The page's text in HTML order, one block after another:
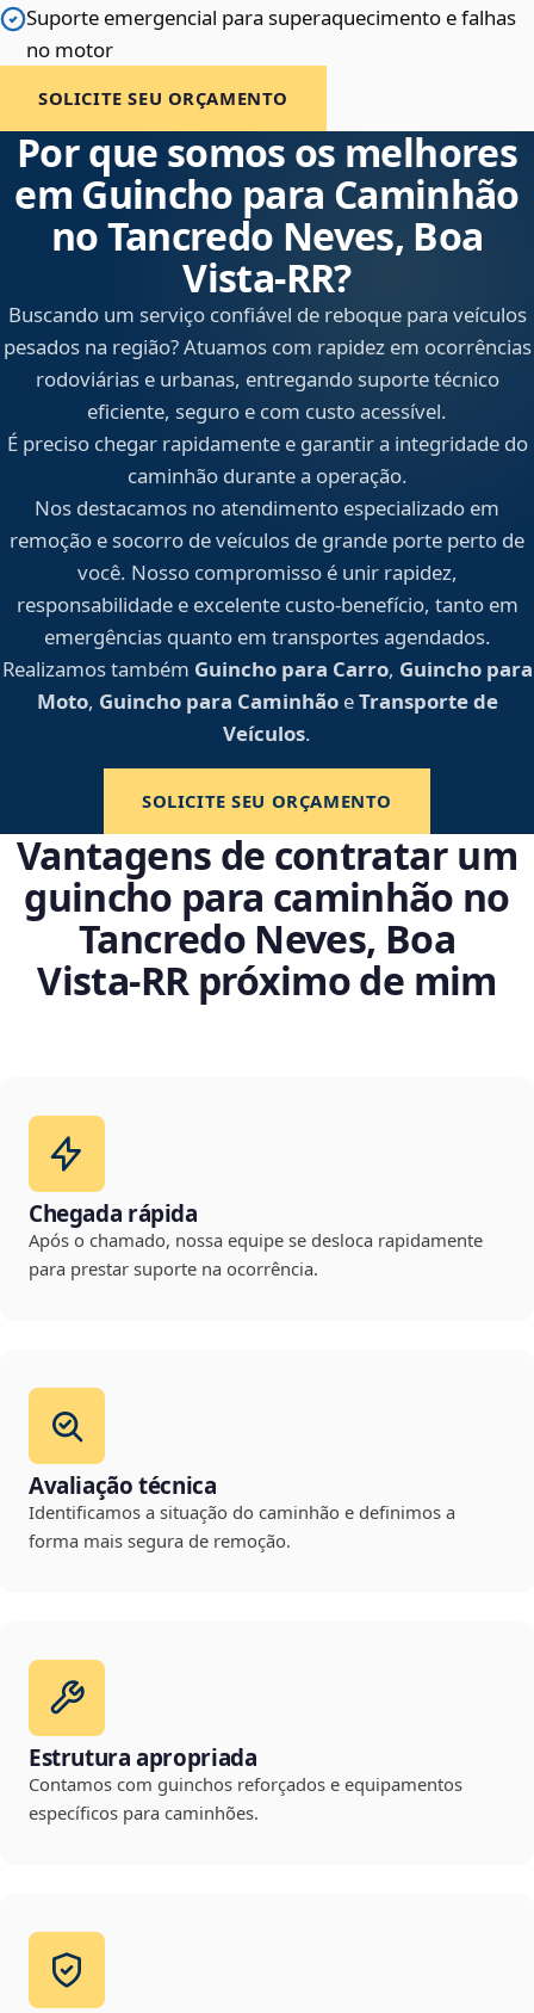
Suporte emergencial para superaquecimento e falhas
no motor
SOLICITE SEU ORÇAMENTO
Por que somos os melhores
em Guincho para Caminhão
no Tancredo Neves, Boa
Vista‑RR?
Buscando um serviço confiável de reboque para veículos
pesados na região? Atuamos com rapidez em ocorrências
rodoviárias e urbanas, entregando suporte técnico
eficiente, seguro e com custo acessível.
É preciso chegar rapidamente e garantir a integridade do
caminhão durante a operação.
Nos destacamos no atendimento especializado em
remoção e socorro de veículos de grande porte perto de
você. Nosso compromisso é unir rapidez,
responsabilidade e excelente custo-benefício, tanto em
emergências quanto em transportes agendados.
Realizamos também Guincho para Carro, Guincho para
Moto, Guincho para CaminhãoeTransporte de
Veículos.
SOLICITE SEU ORÇAMENTO
Vantagens de contratar um
guincho para caminhão no
Tancredo Neves, Boa
Vista‑RR próximo de mim
Chegada rápida
Após o chamado, nossa equipe se desloca rapidamente
para prestar suporte na ocorrência.
Avaliação técnica
Identificamos a situação do caminhão e definimos a
forma mais segura de remoção.
Estrutura apropriada
Contamos com guinchos reforçados e equipamentos
específicos para caminhões.